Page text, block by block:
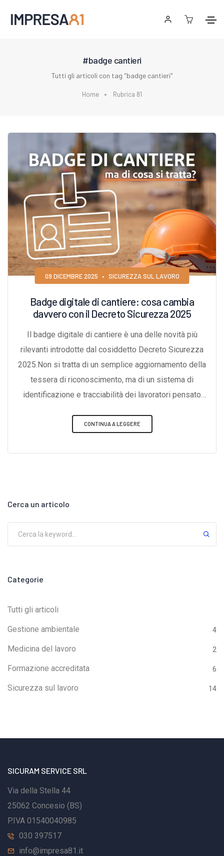
#badge cantieri
Tutti gli articoli con tag "badge cantieri"
Home Rubrica 81
09 DICEMBRE 2025 • SICUREZZA SUL LAVORO
Badge digitale di cantiere: cosa cambia
davvero con il Decreto Sicurezza 2025
Il badge digitale di cantiere è una delle novità più
rilevanti introdotte dal cosiddetto Decreto Sicurezza
2025.Non si tratta di un semplice aggiornamento della
tessera di riconoscimento, ma di un sistema di
identificazione e tracciabilità dei lavoratori pensato
sulla sicurezza.Per imprese edili, RSPP, consulenti e
persone in cantiere diventa digitale, verificabile e
principale nei cantieri era la tessera di
generalità del lavoratore, datore di lavoro e (quando
necessario) riferimenti ad appalto o committente.Con
tessera deve essere dotata di codice identificativo
lavoratore può essere gestita anche in formato
nazionali, come il SIISL e le banche dati a supporto
del contrasto al lavoro sommerso.Tradotto: il
lavoratore, leggibile tramite QR code, RFID o
gestionale che consente di sapere:chi è il
lavoratore,per quale impresa opera,con quale ruolo o
contratto,se è legittimamente presente in cantiere in
quel momento.Non è solo “un nuovo badge”: è un
nuovo modo di gestire accessi e presenze.Chi è
obbligato al badge digitaleIl nuovo sistema riguarda
CONTINUA A LEGGERE
Cerca un articolo
Categorie
Tutti gli articoli
Gestione ambientale 4
Medicina del lavoro 2
Formazione accreditata 6
Sicurezza sul lavoro 14
SICURAM SERVICE SRL
Via della Stella 44
25062 Concesio (BS)
P.IVA 01540040985
030 397517
info@impresa81.it